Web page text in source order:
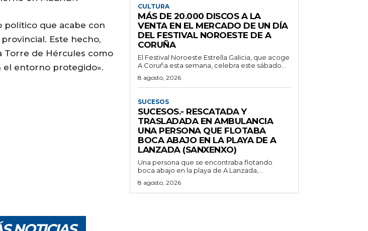
político que acabe con
Este hecho,
Torre de Hércules como
el entorno protegido».
CULTURA
MÁS DE 20.000 DISCOS A LA
VENTA EN EL MERCADO DE UN DÍA
DEL FESTIVAL NOROESTE DE A
CORUÑA
El Festival Noroeste Estrella Galicia, que acoge
A Coruña esta semana, celebra este sábado...
8 agosto, 2026
SUCESOS
SUCESOS.- RESCATADA Y
TRASLADADA EN AMBULANCIA
UNA PERSONA QUE FLOTABA
BOCA ABAJO EN LA PLAYA DE A
LANZADA (SANXENXO)
Una persona que se encontraba flotando
boca abajo en la playa de A Lanzada,...
8 agosto, 2026